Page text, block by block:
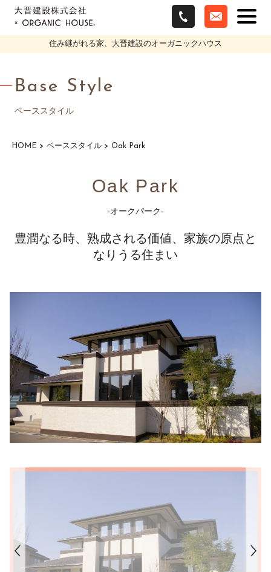
住み継がれる家、大晋建設のオーガニックハウス
Base Style
ベーススタイル
HOME >ベーススタイル >Oak Park
Oak Park
-オークパーク-
豊潤なる時、熟成される価値、家族の原点と
なりうる住まい